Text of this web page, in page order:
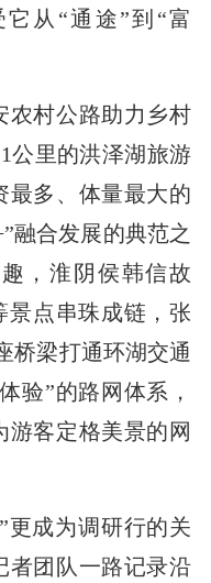
从“通途”到“富
农村公路助力乡村
公里的洪泽湖旅游
最多、体量最大的
融合发展的典范之
，淮阴侯韩信故
景点串珠成链，张
桥梁打通环湖交通
验”的路网体系，
客定格美景的网
更成为调研行的关
者团队一路记录沿